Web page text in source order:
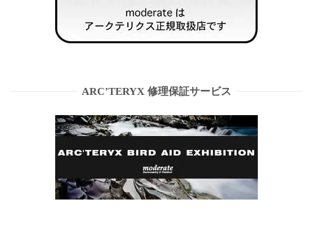
ARC’TERYX 修理保証サービス